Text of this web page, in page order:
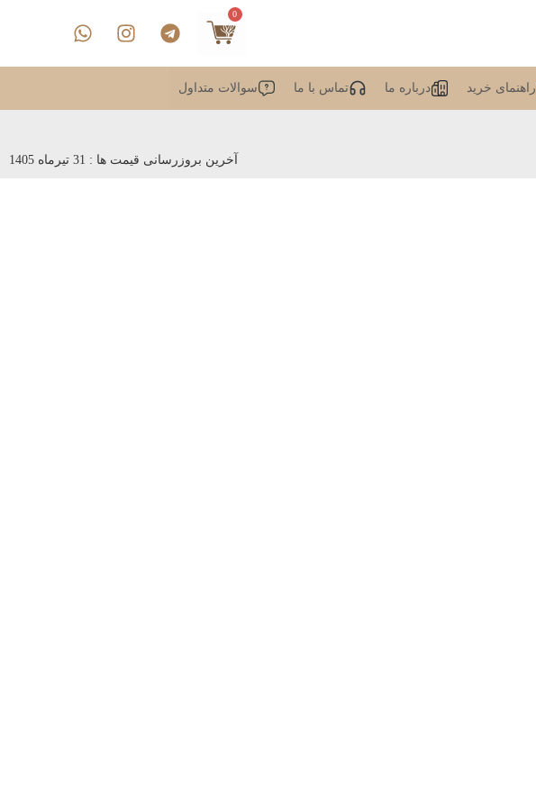
0
راهنمای خرید درباره ما تماس با ما سوالات متداول
آخرین بروزرسانی قیمت ها : 31 تیرماه 1405